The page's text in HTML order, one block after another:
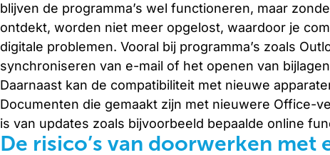
blijven de programma’s wel functioneren, maar
ontdekt, worden niet meer opgelost, waardoor je
digitale problemen. Vooral bij programma’s zoals
synchroniseren van e-mail of het openen van
Daarnaast kan de compatibiliteit met nieuwe
Documenten die gemaakt zijn met nieuwere Office-
is van updates zoals bijvoorbeeld bepaalde online
De risico’s van doorwerken